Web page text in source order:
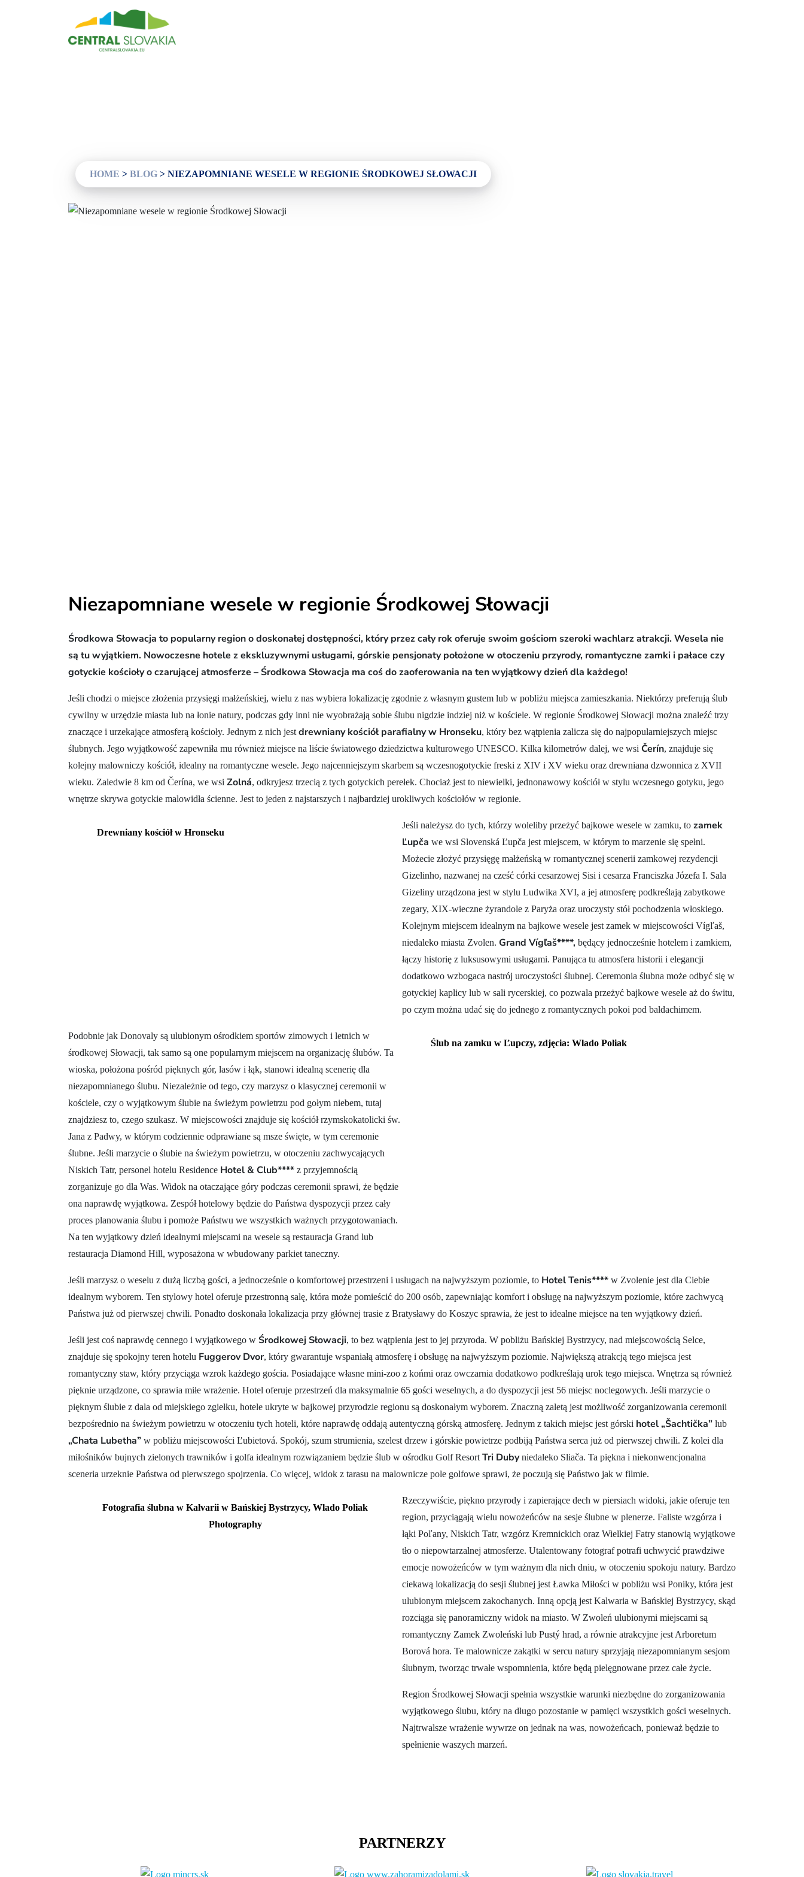
Regiony
Doświadczenia
HOME > BLOG > NIEZAPOMNIANE WESELE W REGIONIE ŚRODKOWEJ SŁOWACJI
Niezapomniane wesele w regionie Środkowej Słowacji
Środkowa Słowacja to popularny region o doskonałej dostępności, który przez cały rok oferuje swoim gościom szeroki wachlarz atrakcji. Wesela nie
są tu wyjątkiem. Nowoczesne hotele z ekskluzywnymi usługami, górskie pensjonaty położone w otoczeniu przyrody, romantyczne zamki i pałace czy
gotyckie kościoły o czarującej atmosferze – Środkowa Słowacja ma coś do zaoferowania na ten wyjątkowy dzień dla każdego!
Jeśli chodzi o miejsce złożenia przysięgi małżeńskiej, wielu z nas wybiera lokalizację zgodnie z własnym gustem lub w pobliżu miejsca zamieszkania. Niektórzy preferują ślub
cywilny w urzędzie miasta lub na łonie natury, podczas gdy inni nie wyobrażają sobie ślubu nigdzie indziej niż w kościele. W regionie Środkowej Słowacji można znaleźć trzy
znaczące i urzekające atmosferą kościoły. Jednym z nich jest drewniany kościół parafialny w Hronseku, który bez wątpienia zalicza się do najpopularniejszych miejsc
ślubnych. Jego wyjątkowość zapewniła mu również miejsce na liście światowego dziedzictwa kulturowego UNESCO. Kilka kilometrów dalej, we wsi Čerín, znajduje się
kolejny malowniczy kościół, idealny na romantyczne wesele. Jego najcenniejszym skarbem są wczesnogotyckie freski z XIV i XV wieku oraz drewniana dzwonnica z XVII
wieku. Zaledwie 8 km od Čerína, we wsi Zolná, odkryjesz trzecią z tych gotyckich perełek. Chociaż jest to niewielki, jednonawowy kościół w stylu wczesnego gotyku, jego
wnętrze skrywa gotyckie malowidła ścienne. Jest to jeden z najstarszych i najbardziej urokliwych kościołów w regionie.
Drewniany kościół w Hronseku
Jeśli należysz do tych, którzy woleliby przeżyć bajkowe wesele w zamku, to zamek
Ľupča we wsi Slovenská Ľupča jest miejscem, w którym to marzenie się spełni.
Możecie złożyć przysięgę małżeńską w romantycznej scenerii zamkowej rezydencji
Gizelinho, nazwanej na cześć córki cesarzowej Sisi i cesarza Franciszka Józefa I. Sala
Gizeliny urządzona jest w stylu Ludwika XVI, a jej atmosferę podkreślają zabytkowe
zegary, XIX-wieczne żyrandole z Paryża oraz uroczysty stół pochodzenia włoskiego.
Kolejnym miejscem idealnym na bajkowe wesele jest zamek w miejscowości Vígľaš,
niedaleko miasta Zvolen. Grand Vígľaš****, będący jednocześnie hotelem i zamkiem,
łączy historię z luksusowymi usługami. Panująca tu atmosfera historii i elegancji
dodatkowo wzbogaca nastrój uroczystości ślubnej. Ceremonia ślubna może odbyć się w
gotyckiej kaplicy lub w sali rycerskiej, co pozwala przeżyć bajkowe wesele aż do świtu,
po czym można udać się do jednego z romantycznych pokoi pod baldachimem.
Podobnie jak Donovaly są ulubionym ośrodkiem sportów zimowych i letnich w
środkowej Słowacji, tak samo są one popularnym miejscem na organizację ślubów. Ta
wioska, położona pośród pięknych gór, lasów i łąk, stanowi idealną scenerię dla
niezapomnianego ślubu. Niezależnie od tego, czy marzysz o klasycznej ceremonii w
kościele, czy o wyjątkowym ślubie na świeżym powietrzu pod gołym niebem, tutaj
znajdziesz to, czego szukasz. W miejscowości znajduje się kościół rzymskokatolicki św.
Jana z Padwy, w którym codziennie odprawiane są msze święte, w tym ceremonie
ślubne. Jeśli marzycie o ślubie na świeżym powietrzu, w otoczeniu zachwycających
Niskich Tatr, personel hotelu Residence Hotel & Club**** z przyjemnością
zorganizuje go dla Was. Widok na otaczające góry podczas ceremonii sprawi, że będzie
ona naprawdę wyjątkowa. Zespół hotelowy będzie do Państwa dyspozycji przez cały
proces planowania ślubu i pomoże Państwu we wszystkich ważnych przygotowaniach.
Na ten wyjątkowy dzień idealnymi miejscami na wesele są restauracja Grand lub
restauracja Diamond Hill, wyposażona w wbudowany parkiet taneczny.
Ślub na zamku w Ľupczy, zdjęcia: Wlado Poliak
Jeśli marzysz o weselu z dużą liczbą gości, a jednocześnie o komfortowej przestrzeni i usługach na najwyższym poziomie, to Hotel Tenis**** w Zvolenie jest dla Ciebie
idealnym wyborem. Ten stylowy hotel oferuje przestronną salę, która może pomieścić do 200 osób, zapewniając komfort i obsługę na najwyższym poziomie, które zachwycą
Państwa już od pierwszej chwili. Ponadto doskonała lokalizacja przy głównej trasie z Bratysławy do Koszyc sprawia, że jest to idealne miejsce na ten wyjątkowy dzień.
Jeśli jest coś naprawdę cennego i wyjątkowego w Środkowej Słowacji, to bez wątpienia jest to jej przyroda. W pobliżu Bańskiej Bystrzycy, nad miejscowością Selce,
znajduje się spokojny teren hotelu Fuggerov Dvor, który gwarantuje wspaniałą atmosferę i obsługę na najwyższym poziomie. Największą atrakcją tego miejsca jest
romantyczny staw, który przyciąga wzrok każdego gościa. Posiadające własne mini-zoo z końmi oraz owczarnia dodatkowo podkreślają urok tego miejsca. Wnętrza są również
pięknie urządzone, co sprawia miłe wrażenie. Hotel oferuje przestrzeń dla maksymalnie 65 gości weselnych, a do dyspozycji jest 56 miejsc noclegowych. Jeśli marzycie o
pięknym ślubie z dala od miejskiego zgiełku, hotele ukryte w bajkowej przyrodzie regionu są doskonałym wyborem. Znaczną zaletą jest możliwość zorganizowania ceremonii
bezpośrednio na świeżym powietrzu w otoczeniu tych hoteli, które naprawdę oddają autentyczną górską atmosferę. Jednym z takich miejsc jest górski hotel „Šachtička” lub
„Chata Lubetha” w pobliżu miejscowości Ľubietová. Spokój, szum strumienia, szelest drzew i górskie powietrze podbiją Państwa serca już od pierwszej chwili. Z kolei dla
miłośników bujnych zielonych trawników i golfa idealnym rozwiązaniem będzie ślub w ośrodku Golf Resort Tri Dubyniedaleko Sliača. Ta piękna i niekonwencjonalna
sceneria urzeknie Państwa od pierwszego spojrzenia. Co więcej, widok z tarasu na malownicze pole golfowe sprawi, że poczują się Państwo jak w filmie.
Fotografia ślubna w Kalvarii w Bańskiej Bystrzycy, Wlado Poliak
Photography
Rzeczywiście, piękno przyrody i zapierające dech w piersiach widoki, jakie oferuje ten
region, przyciągają wielu nowożeńców na sesje ślubne w plenerze. Faliste wzgórza i
łąki Poľany, Niskich Tatr, wzgórz Kremnickich oraz Wielkiej Fatry stanowią wyjątkowe
tło o niepowtarzalnej atmosferze. Utalentowany fotograf potrafi uchwycić prawdziwe
emocje nowożeńców w tym ważnym dla nich dniu, w otoczeniu spokoju natury. Bardzo
ciekawą lokalizacją do sesji ślubnej jest Ławka Miłości w pobliżu wsi Poniky, która jest
ulubionym miejscem zakochanych. Inną opcją jest Kalwaria w Bańskiej Bystrzycy, skąd
rozciąga się panoramiczny widok na miasto. W Zwoleń ulubionymi miejscami są
romantyczny Zamek Zwoleński lub Pustý hrad, a równie atrakcyjne jest Arboretum
Borová hora. Te malownicze zakątki w sercu natury sprzyjają niezapomnianym sesjom
ślubnym, tworząc trwałe wspomnienia, które będą pielęgnowane przez całe życie.
Region Środkowej Słowacji spełnia wszystkie warunki niezbędne do zorganizowania
wyjątkowego ślubu, który na długo pozostanie w pamięci wszystkich gości weselnych.
Najtrwalsze wrażenie wywrze on jednak na was, nowożeńcach, ponieważ będzie to
spełnienie waszych marzeń.
PARTNERZY